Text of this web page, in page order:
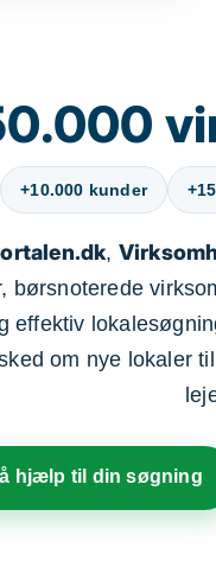
+10.000 kunder
,
børsnoterede
effektiv
om nye lokaler
hjælp til din søgning